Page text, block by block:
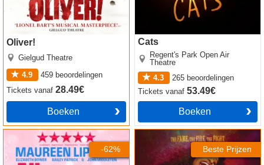
Oliver!
Gielgud Theatre
4.9
459 beoordelingen
Tickets vanaf 28.49€
Boeken
Cats
Regent's Park Open Air
Theatre
4.3
265 beoordelingen
Ticketsvanaf53.49€
Boeken
-62%
Allegra tickets
Beste Prijzen
I'm Every Woman the Musical
tickets